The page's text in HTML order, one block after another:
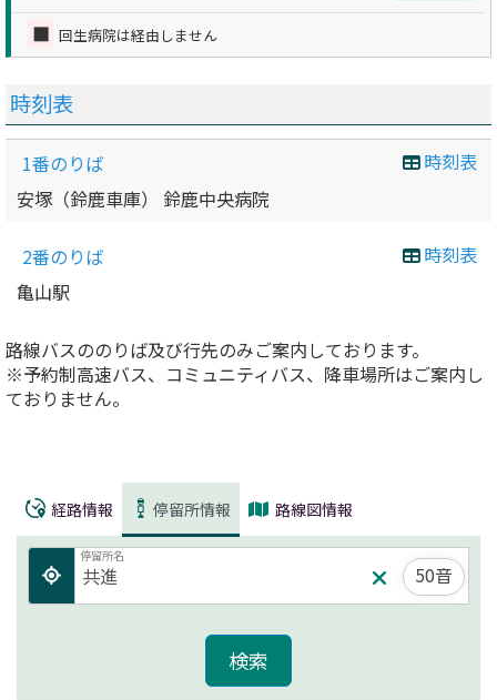
■ 回生病院は経由しません
時刻表
時刻表
1番のりば
安塚（鈴鹿車庫） 鈴鹿中央病院
時刻表
2番のりば
亀山駅
路線バスののりば及び行先のみご案内しております。
※予約制高速バス、コミュニティバス、降車場所はご案内し
ておりません。
経路情報 停留所情報 路線図情報
停留所名
50音